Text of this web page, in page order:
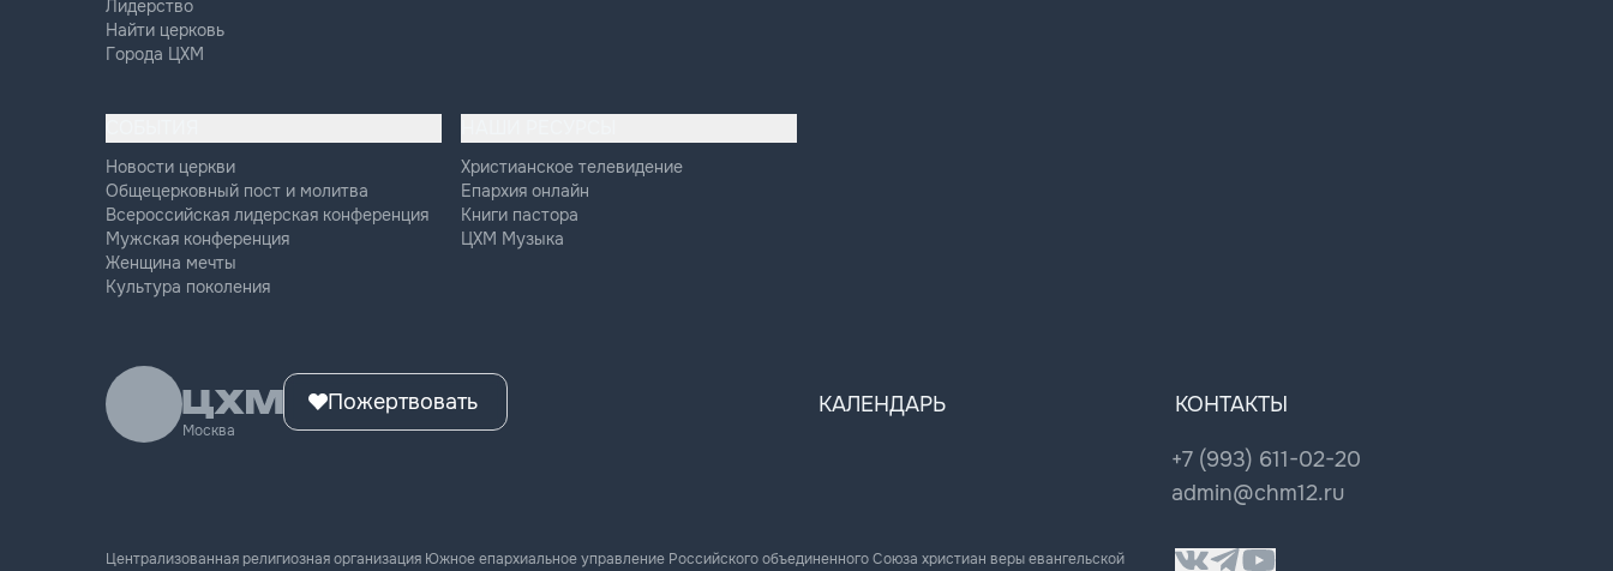
Лидерство
Найти церковь
Города ЦХМ
Новости церкви
Общецерковный пост и молитва
Всероссийская лидерская конференция
Мужская конференция
Женщина мечты
Культура поколения
Христианское телевидение
Епархия онлайн
Книги пастора
ЦХМ Музыка
Москва
Пожертвовать КАЛЕНДАРЬ КОНТАКТЫ
+7 (993) 611-02-20
admin@chm12.ru
Централизованная религиозная организация Южное епархиальное управление Российского объединенного Союза христиан веры евангельской